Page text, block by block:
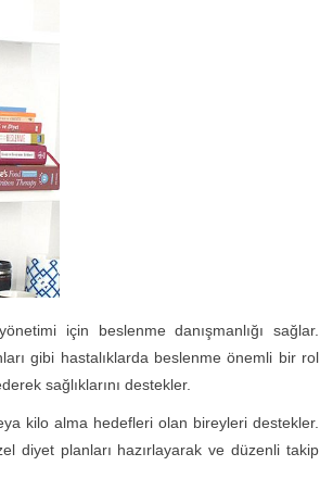
için beslenme danışmanlığı sağlar.
gibi hastalıklarda beslenme önemli bir rol
sağlıklarını destekler.
kilo alma hedefleri olan bireyleri destekler.
diyet planları hazırlayarak ve düzenli takip